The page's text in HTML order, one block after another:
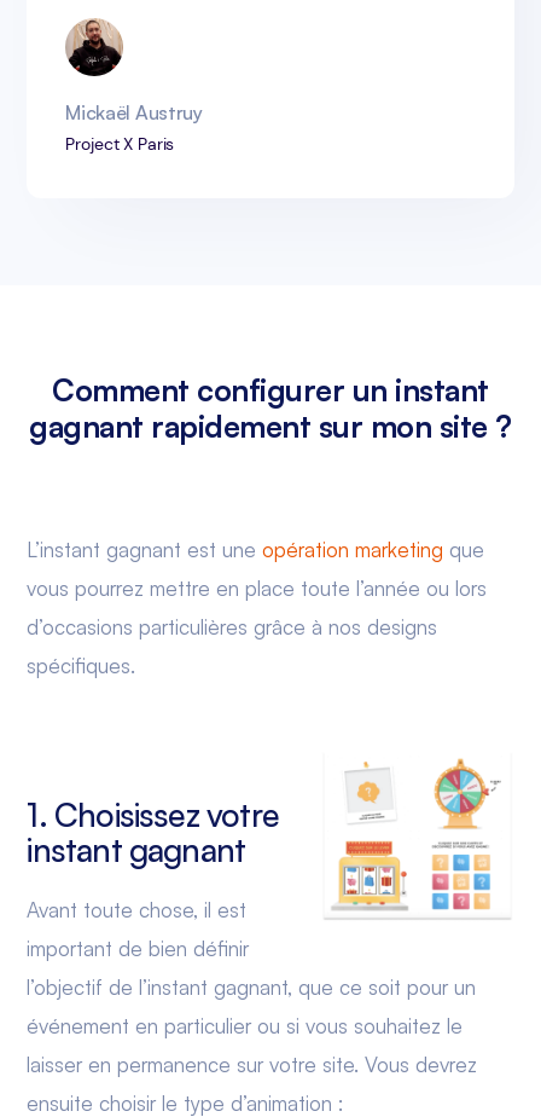
Mickaël Austruy
Project X Paris
Comment configurer un instant
gagnant rapidement sur mon site ?
L’instant gagnant est uneopération marketing que
vous pourrez mettre en place toute l’année ou lors
d’occasions particulières grâce à nos designs
spécifiques.
1. Choisissez votre
instant gagnant
Avant toute chose, il est
important de bien définir
l’objectif de l’instant gagnant, que ce soit pour un
événement en particulier ou si vous souhaitez le
laisser en permanence sur votre site. Vous devrez
ensuite choisir le type d’animation :